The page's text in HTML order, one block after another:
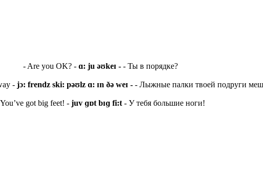
- Are you OK? - ɑ: ju əʊkeɪ - - Ты в порядке?
- jɔ: frendz ski: pəʊlz ɑ: ɪn ðə weɪ - - Лыжные палки твоей подруги
got big feet! - juv ɡɒt bɪɡ fi:t - У тебя большие ноги!